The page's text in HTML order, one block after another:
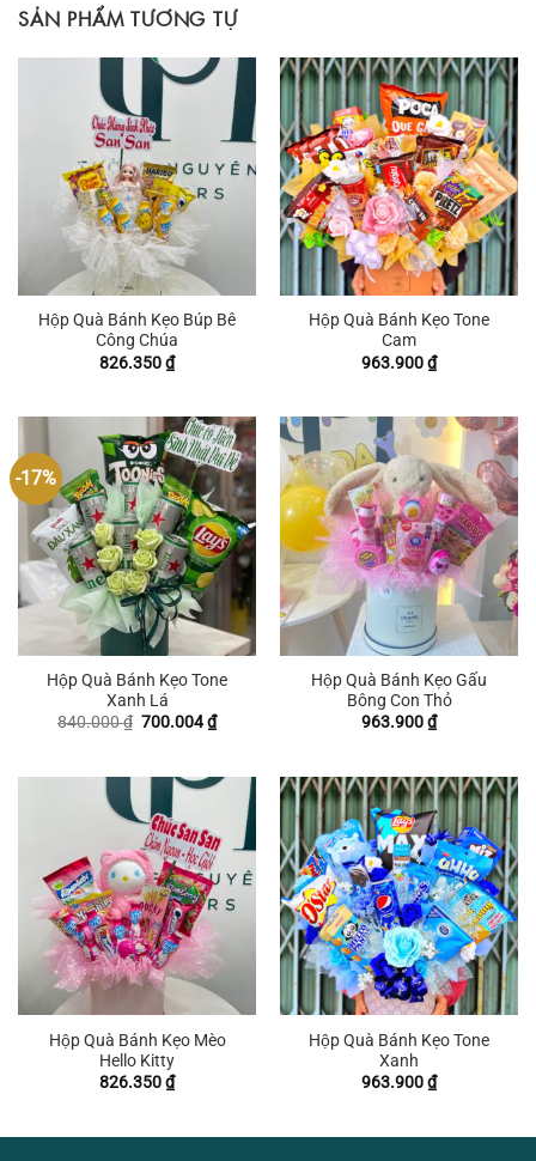
SẢN PHẨM TƯƠNG TỰ
Hộp Quà Bánh Kẹo Búp Bê
Công Chúa
826.350₫
Hộp Quà Bánh Kẹo Tone
Cam
963.900₫
-17%
Hộp Quà Bánh Kẹo Tone
Xanh Lá
840.000₫ Giá
700.004₫Giá
hiện
700.004 ₫.
Hộp Quà Bánh Kẹo Gấu
Bông Con Thỏ
963.900₫
Hộp Quà Bánh Kẹo Mèo
Hello Kitty
826.350₫
Hộp Quà Bánh Kẹo Tone
Xanh
963.900₫